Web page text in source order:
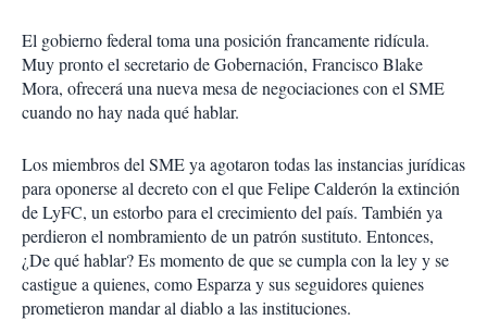
El gobierno federal toma una posición francamente ridícula.
Muy pronto el secretario de Gobernación, Francisco Blake
Mora, ofrecerá una nueva mesa de negociaciones con el SME
cuando no hay nada qué hablar.
Los miembros del SME ya agotaron todas las instancias jurídicas
para oponerse al decreto con el que Felipe Calderón la extinción
de LyFC, un estorbo para el crecimiento del país. También ya
perdieron el nombramiento de un patrón sustituto. Entonces,
¿De qué hablar? Es momento de que se cumpla con la ley y se
castigue a quienes, como Esparza y sus seguidores quienes
prometieron mandar al diablo a las instituciones.